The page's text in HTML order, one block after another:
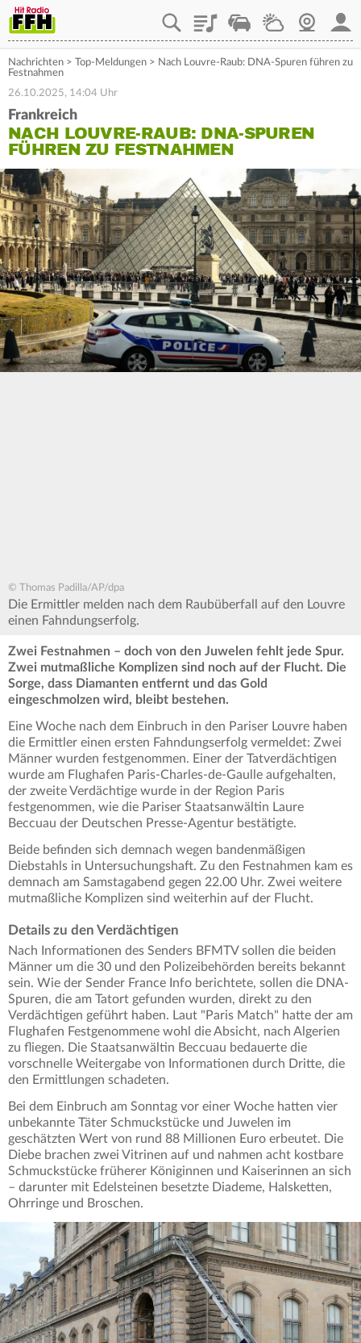
PlaylistStaupilotWetterWebcam
Nachrichten > Top-Meldungen > Nach Louvre-Raub: DNA-Spuren führen zu
Festnahmen
26.10.2025, 14:04 Uhr
Frankreich
NACH LOUVRE-RAUB: DNA-SPUREN
FÜHREN ZU FESTNAHMEN
© Thomas Padilla/AP/dpa
Die Ermittler melden nach dem Raubüberfall auf den Louvre
einen Fahndungserfolg.
Zwei Festnahmen – doch von den Juwelen fehlt jede Spur.
Zwei mutmaßliche Komplizen sind noch auf der Flucht. Die
Sorge, dass Diamanten entfernt und das Gold
eingeschmolzen wird, bleibt bestehen.
Eine Woche nach dem Einbruch in den Pariser Louvre haben
die Ermittler einen ersten Fahndungserfolg vermeldet: Zwei
Männer wurden festgenommen. Einer der Tatverdächtigen
wurde am Flughafen Paris-Charles-de-Gaulle aufgehalten,
der zweite Verdächtige wurde in der Region Paris
festgenommen, wie die Pariser Staatsanwältin Laure
Beccuau der Deutschen Presse-Agentur bestätigte.
Beide befinden sich demnach wegen bandenmäßigen
Diebstahls in Untersuchungshaft. Zu den Festnahmen kam es
demnach am Samstagabend gegen 22.00 Uhr. Zwei weitere
mutmaßliche Komplizen sind weiterhin auf der Flucht.
Details zu den Verdächtigen
Nach Informationen des Senders BFMTV sollen die beiden
Männer um die 30 und den Polizeibehörden bereits bekannt
sein. Wie der Sender France Info berichtete, sollen die DNA-
Spuren, die am Tatort gefunden wurden, direkt zu den
Verdächtigen geführt haben. Laut "Paris Match" hatte der am
Flughafen Festgenommene wohl die Absicht, nach Algerien
zu fliegen. Die Staatsanwältin Beccuau bedauerte die
vorschnelle Weitergabe von Informationen durch Dritte, die
den Ermittlungen schadeten.
Bei dem Einbruch am Sonntag vor einer Woche hatten vier
unbekannte Täter Schmuckstücke und Juwelen im
geschätzten Wert von rund 88 Millionen Euro erbeutet. Die
Diebe brachen zwei Vitrinen auf und nahmen acht kostbare
Schmuckstücke früherer Königinnen und Kaiserinnen an sich
– darunter mit Edelsteinen besetzte Diademe, Halsketten,
Ohrringe und Broschen.